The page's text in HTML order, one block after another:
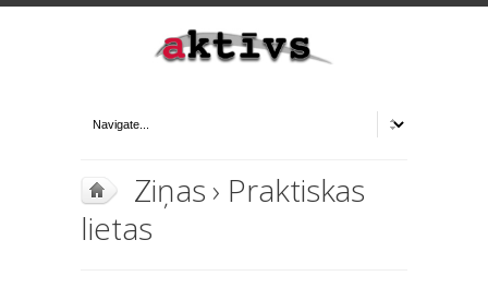
Ziņas› Praktiskas
lietas